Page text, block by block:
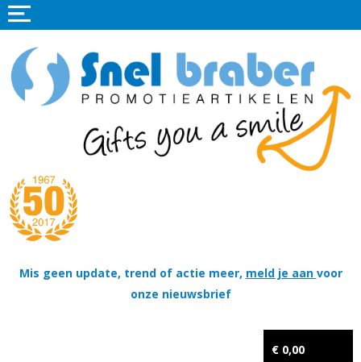
Mis geen update, trend of actie meer, meld je aan voor
onze nieuwsbrief
€ 0,00
Home
Promotieartikelen
Tassen
Thema's